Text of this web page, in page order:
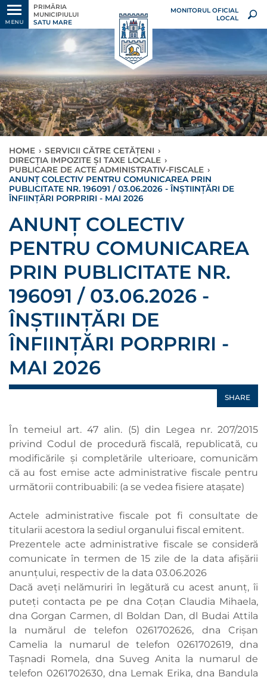
MENU
PRIMĂRIA
MUNICIPIULUI
SATU MARE
MONITORUL OFICIAL
LOCAL
HOME › SERVICII CĂTRE CETĂȚENI ›
DIRECȚIA IMPOZITE ȘI TAXE LOCALE ›
PUBLICARE DE ACTE ADMINISTRATIV-FISCALE ›
ANUNȚ COLECTIV PENTRU COMUNICAREA PRIN
PUBLICITATE NR. 196091 / 03.06.2026 - ÎNȘTIINȚĂRI DE
ÎNFIINȚĂRI PORPRIRI - MAI 2026
ANUNȚ COLECTIV
PENTRU COMUNICAREA
PRIN PUBLICITATE NR.
196091 / 03.06.2026 -
ÎNȘTIINȚĂRI DE
ÎNFIINȚĂRI PORPRIRI -
MAI 2026
SHARE
În temeiul art. 47 alin. (5) din Legea nr. 207/2015
privind Codul de procedură fiscală, republicată, cu
modificările şi completările ulterioare, comunicăm
că au fost emise acte administrative fiscale pentru
următorii contribuabili: (a se vedea fisiere ataşate)
Actele administrative fiscale pot fi consultate de
titularii acestora la sediul organului fiscal emitent.
Prezentele acte administrative fiscale se consideră
comunicate în termen de 15 zile de la data afișării
anunțului, respectiv de la data 03.06.2026
Dacă aveți nelămuriri în legătură cu acest anunț, îi
puteți contacta pe pe dna Coțan Claudia Mihaela,
dna Gorgan Carmen, dl Boldan Dan, dl Budai Attila
la numărul de telefon 0261702626, dna Crișan
Camelia la numarul de telefon 0261702619, dna
Tașnadi Romela, dna Suveg Anita la numarul de
telefon 0261702630, dna Lemak Erika, dna Bandula